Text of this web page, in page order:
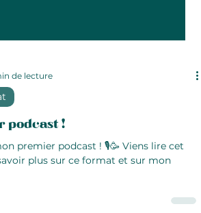
de lecture
podcast !
podcast ! 🎙️🥳 Viens lire cet
plus sur ce format et sur mon